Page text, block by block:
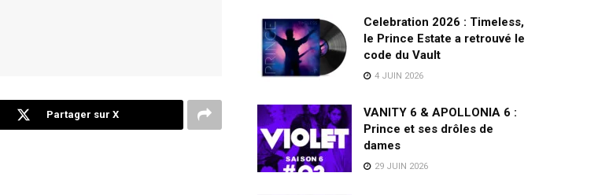
Partager sur X
Celebration 2026 : Timeless,
le Prince Estate a retrouvé le
code du Vault
4 JUIN 2026
VANITY 6 & APOLLONIA 6 :
Prince et ses drôles de
dames
29 JUIN 2026